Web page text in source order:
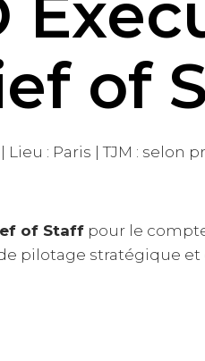
of
: Paris | TJM : selon
of Staff pour le
pilotage stratégique